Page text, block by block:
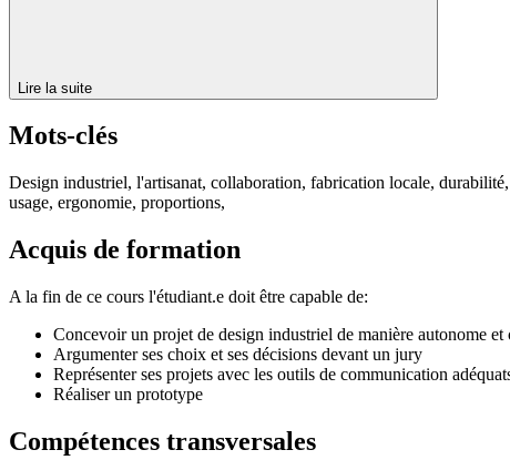
Lire la suite
Mots-clés
Design industriel, l'artisanat, collaboration, fabrication locale,
usage, ergonomie, proportions,
Acquis de formation
A la fin de ce cours l'étudiant.e doit être capable de:
Concevoir un projet de design industriel de manière autonome et
Argumenter ses choix et ses décisions devant un jury
Représenter ses projets avec les outils de communication
Réaliser un prototype
Compétences transversales